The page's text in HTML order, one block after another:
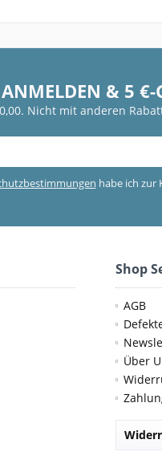
ANMELDEN & 5
Nicht mit anderen
habe ich zur
Shop
AGB
Über